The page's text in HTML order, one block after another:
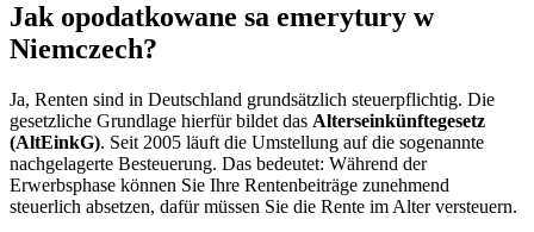
Jak opodatkowane sa emerytury w
Niemczech?
Ja, Renten sind in Deutschland grundsätzlich steuerpflichtig. Die
gesetzliche Grundlage hierfür bildet das Alterseinkünftegesetz
(AltEinkG). Seit 2005 läuft die Umstellung auf die sogenannte
nachgelagerte Besteuerung. Das bedeutet: Während der
Erwerbsphase können Sie Ihre Rentenbeiträge zunehmend
steuerlich absetzen, dafür müssen Sie die Rente im Alter versteuern.